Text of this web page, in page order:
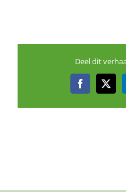
Deel dit
Facebook
X